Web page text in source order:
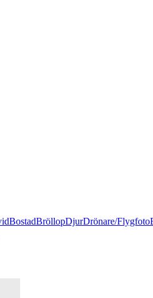
BostadBröllopDjurDrönare/Flygfoto